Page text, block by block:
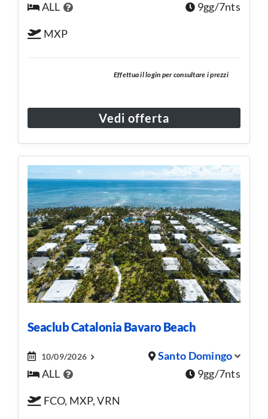
ALL 9gg/7nts
MXP
Effettua il login per consultare i prezzi
Vedi offerta
Seaclub Catalonia Bavaro Beach
10/09/2026
Santo Domingo
ALL
9gg/7nts
FCO, MXP, VRN